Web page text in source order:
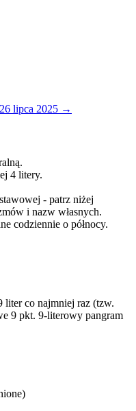
26 lipca 2025 →
4 litery.
- patrz niżej
i nazw własnych.
codziennie o północy.
liter co najmniej raz (tzw.
9 pkt. 9-literowy pangram